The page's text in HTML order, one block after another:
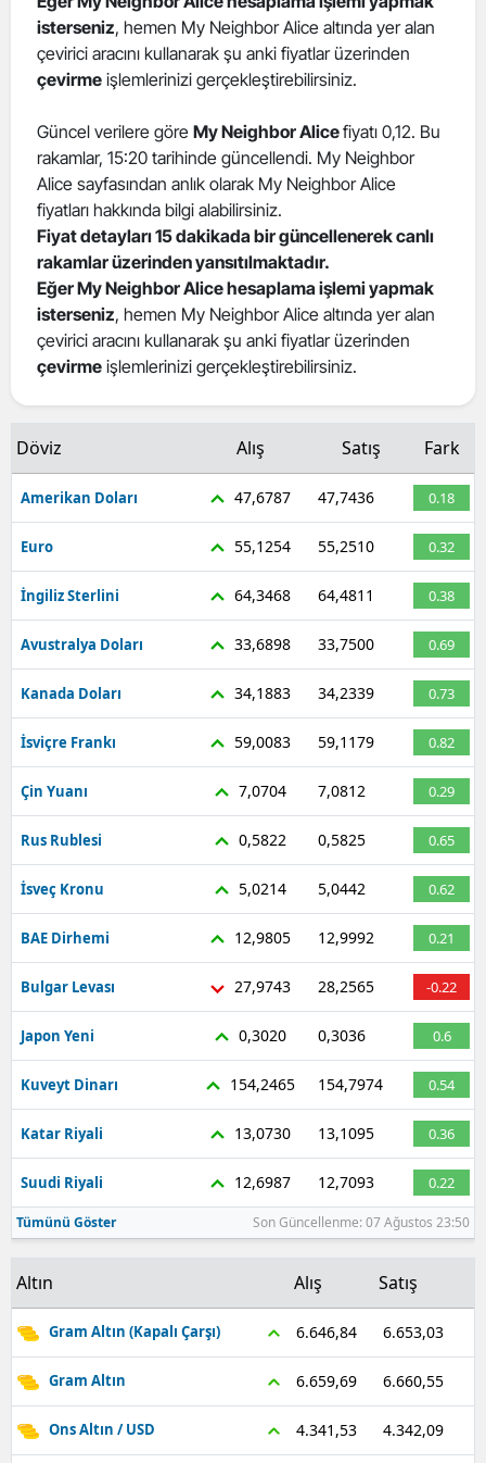
Edirne
Elazığ
Erzurum
Giresun
Gümüşhane
Isparta
Mersin
İzmir
Kars
Kastamonu
Kayseri
Kırklareli
Kırşehir
Konya
Kütahya
Malatya
Kahramanmaraş
Mardin
Muğla
Muş
Nevşehir
Rize
Sakarya
isterseniz, hemen My Neighbor Alice altında yer alan
çevirici aracını kullanarak şu anki fiyatlar üzerinden
çevirme işlemlerinizi gerçekleştirebilirsiniz.
Güncel verilere göre My Neighbor Alicefiyatı 0,12. Bu
rakamlar, 15:20 tarihinde güncellendi. My Neighbor
Alice sayfasından anlık olarak My Neighbor Alice
fiyatları hakkında bilgi alabilirsiniz.
Fiyat detayları 15 dakikada bir güncellenerek canlı
rakamlar üzerinden yansıtılmaktadır.
Eğer My Neighbor Alice hesaplama işlemi yapmak
isterseniz, hemen My Neighbor Alice altında yer alan
çevirici aracını kullanarak şu anki fiyatlar üzerinden
çevirme işlemlerinizi gerçekleştirebilirsiniz.
Döviz Alış Satış Fark
Amerikan Doları 47,6787 47,7436 0.18
Euro 55,1254 55,2510 0.32
İngiliz Sterlini 64,3468 64,4811 0.38
Avustralya Doları 33,6898 33,7500 0.69
Kanada Doları 34,1883 34,2339 0.73
İsviçre Frankı 59,0083 59,1179 0.82
Çin Yuanı 7,0704 7,0812 0.29
Rus Rublesi 0,5822 0,5825 0.65
İsveç Kronu 5,0214 5,0442 0.62
BAE Dirhemi 12,9805 12,9992 0.21
Bulgar Levası 27,9743 28,2565 -0.22
Japon Yeni 0,3020 0,3036 0.6
Kuveyt Dinarı 154,2465 154,7974 0.54
Katar Riyali 13,0730 13,1095 0.36
Suudi Riyali 12,6987 12,7093 0.22
Tümünü Göster Son Güncellenme: 07 Ağustos 23:50
Altın Alış Satış
Gram Altın (Kapalı Çarşı) 6.646,84 6.653,03
Gram Altın 6.659,69 6.660,55
Ons Altın / USD 4.341,53 4.342,09